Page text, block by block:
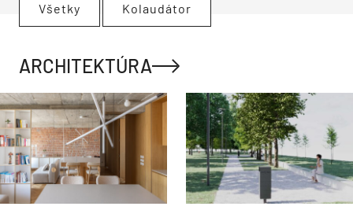
Všetky Kolaudátor
ARCHITEKTÚRA